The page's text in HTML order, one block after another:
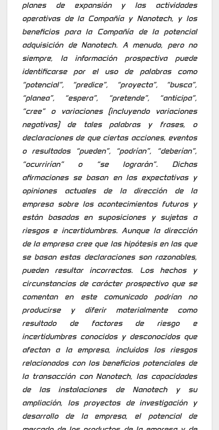
planes de expansión y las actividades
operativas de la Compañía y Nanotech, y los
beneficios para la Compañía de la potencial
adquisición de Nanotech. A menudo, pero no
siempre, la información prospectiva puede
identificarse por el uso de palabras como
“potencial”, “predice”, “proyecta”, “busca”,
“planea”, “espera”, “pretende”, “anticipa”,
“cree” o variaciones (incluyendo variaciones
negativas) de tales palabras y frases, o
declaraciones de que ciertas acciones, eventos
o resultados “pueden”, “podrían”, “deberían”,
“ocurrirían” o “se lograrán”. Dichas
afirmaciones se basan en las expectativas y
opiniones actuales de la dirección de la
empresa sobre los acontecimientos futuros y
están basadas en suposiciones y sujetas a
riesgos e incertidumbres. Aunque la dirección
de la empresa cree que las hipótesis en las que
se basan estas declaraciones son razonables,
pueden resultar incorrectas. Los hechos y
circunstancias de carácter prospectivo que se
comentan en este comunicado podrían no
producirse y diferir materialmente como
resultado de factores de riesgo e
incertidumbres conocidos y desconocidos que
afectan a la empresa, incluidos los riesgos
relacionados con los beneficios potenciales de
la transacción con Nanotech, las capacidades
de las instalaciones de Nanotech y su
ampliación, los proyectos de investigación y
desarrollo de la empresa, el potencial de